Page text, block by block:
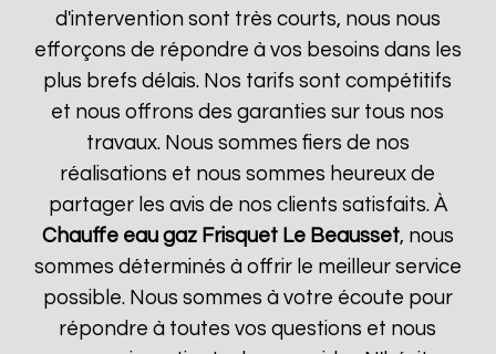
d'intervention sont très courts, nous nous
efforçons de répondre à vos besoins dans les
plus brefs délais. Nos tarifs sont compétitifs
et nous offrons des garanties sur tous nos
travaux. Nous sommes fiers de nos
réalisations et nous sommes heureux de
partager les avis de nos clients satisfaits. À
Chauffe eau gaz Frisquet Le Beausset, nous
sommes déterminés à offrir le meilleur service
possible. Nous sommes à votre écoute pour
répondre à toutes vos questions et nous